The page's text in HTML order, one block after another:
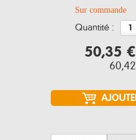
Sur commande
quantité :
50,35 €